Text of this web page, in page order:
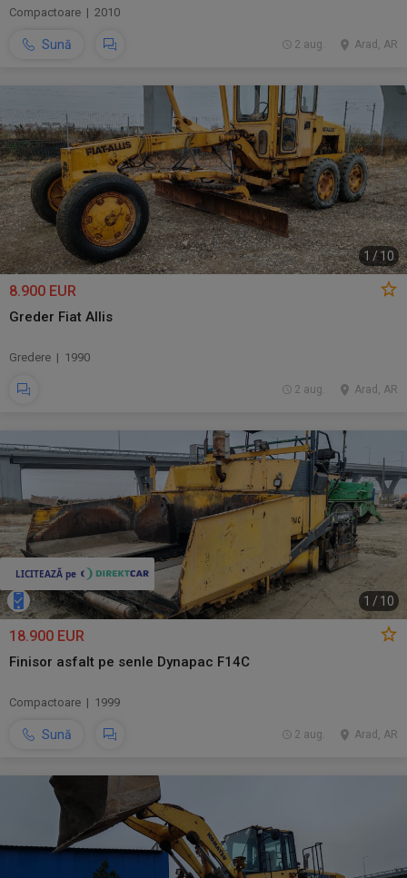
Compactoare | 2010
Sună Arad, AR
2 aug.
1 /10
8.900 EUR
Greder Fiat Allis
Gredere | 1990
Arad, AR
2 aug.
1 / 10
18.900 EUR
Finisor asfalt pe senle Dynapac F14C
Compactoare | 1999
Sună Arad, AR
2 aug.